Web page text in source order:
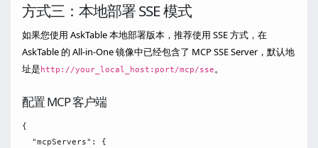
方式三：本地部署 SSE 模式
如果您使用 AskTable 本地部署版本，推荐使用 SSE 方式，在
AskTable 的 All-in-One 镜像中已经包含了 MCP SSE Server，默认地
址是 http://your_local_host:port/mcp/sse。
配置 MCP 客户端
{
  "mcpServers": {